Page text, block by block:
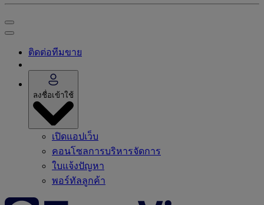
ติดต่อทีมขาย
ลงชื่อเข้าใช้
เปิดแอปเว็บ
คอนโซลการบริหารจัดการ
ใบแจ้งปัญหา
พอร์ทัลลูกค้า